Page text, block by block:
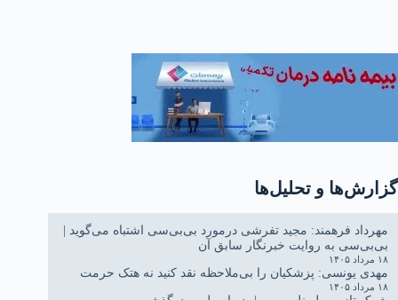
گزارش‌ها و تحلیل‌ها
مهرداد فرهمند: مجید تفرشی درمورد بی‌بی‌سی اشتباه می‌گوید |
بی‌بی‌سی به روایت خبرنگار سابق آن
۱۸ مرداد ۱۴۰۵
مهدی یونسی: پزشکیان را بی‌ملاحظه نقد کنید نه هتک حرمت
۱۸ مرداد ۱۴۰۵